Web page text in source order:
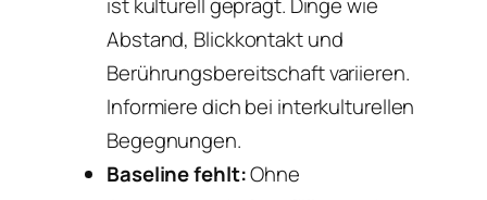
ist kulturell geprägt. Dinge wie
Abstand, Blickkontakt und
Berührungsbereitschaft variieren.
Informiere dich bei interkulturellen
Begegnungen.
Baseline fehlt:Ohne